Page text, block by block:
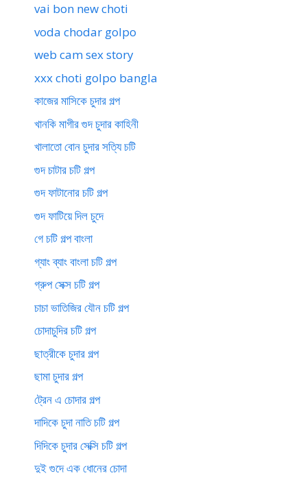
vai bon new choti
voda chodar golpo
web cam sex story
xxx choti golpo bangla
কাজের মাসিকে চুদার গল্প
খানকি মাগীর গুদ চুদার কাহিনী
খালাতো বোন চুদার সত্যি চটি
গুদ চাটার চটি গল্প
গুদ ফাটানোর চটি গল্প
গুদ ফাটিয়ে দিল চুদে
গে চটি গল্প বাংলা
গ্যাং ব্যাং বাংলা চটি গল্প
গ্রুপ সেক্স চটি গল্প
চাচা ভাতিজির যৌন চটি গল্প
চোদাচুদির চটি গল্প
ছাত্রীকে চুদার গল্প
ছামা চুদার গল্প
ট্রেন এ চোদার গল্প
দাদিকে চুদা নাতি চটি গল্প
দিদিকে চুদার সেক্সি চটি গল্প
দুই গুদে এক ধোনের চোদা